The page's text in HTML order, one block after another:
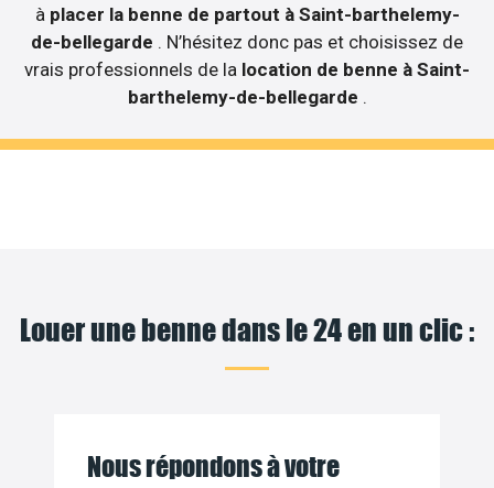
à placer la benne de partout à Saint-barthelemy-
de-bellegarde . N’hésitez donc pas et choisissez de
vrais professionnels de la location de benne à Saint-
barthelemy-de-bellegarde .
Louer une benne dans le 24 en un clic :
Nous répondons à votre